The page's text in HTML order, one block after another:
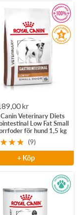
kr
Canin Veterinary Diets
Low Fat Small
för hund 1,5 kg
(9)
+ Köp